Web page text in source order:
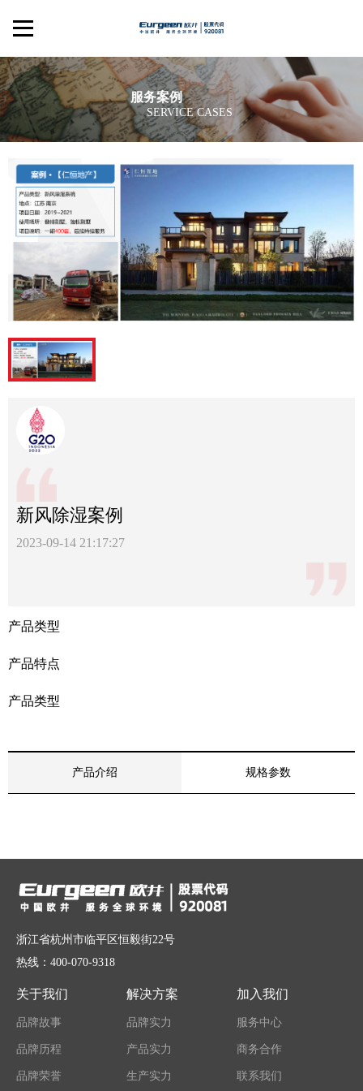
服务案例
SERVICE CASES
新风除湿案例
2023-09-14 21:17:27
产品类型
产品特点
产品类型
产品介绍 规格参数
浙江省杭州市临平区恒毅街22号
热线：400-070-9318
关于我们
品牌故事
品牌历程
品牌荣誉
解决方案
品牌实力
产品实力
生产实力
加入我们
服务中心
商务合作
联系我们